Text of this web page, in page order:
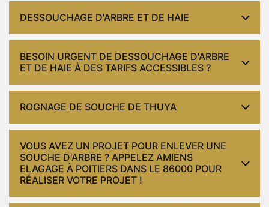
DESSOUCHAGE D'ARBRE ET DE HAIE
BESOIN URGENT DE DESSOUCHAGE D'ARBRE
ET DE HAIE À DES TARIFS ACCESSIBLES ?
ROGNAGE DE SOUCHE DE THUYA
VOUS AVEZ UN PROJET POUR ENLEVER UNE
SOUCHE D'ARBRE ? APPELEZ AMIENS
ELAGAGE À POITIERS DANS LE 86000 POUR
RÉALISER VOTRE PROJET !